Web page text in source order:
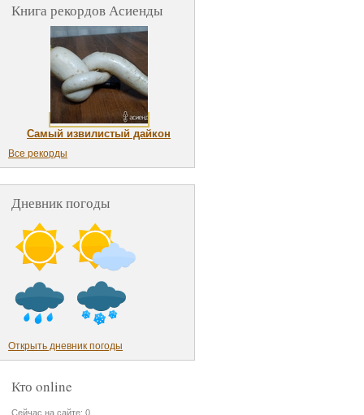
Книга рекордов Асиенды
Самый извилистый дайкон
Все рекорды
Дневник погоды
Открыть дневник погоды
Кто online
Сейчас на сайте: 0